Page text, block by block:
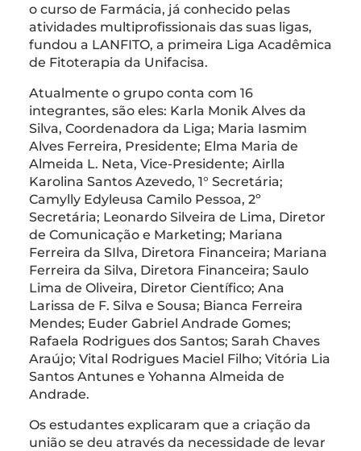
o curso de Farmácia, já conhecido pelas
atividades multiprofissionais das suas ligas,
fundou a LANFITO, a primeira Liga Acadêmica
de Fitoterapia da Unifacisa.
Atualmente o grupo conta com 16
integrantes, são eles: Karla Monik Alves da
Silva, Coordenadora da Liga; Maria Iasmim
Alves Ferreira, Presidente; Elma Maria de
Almeida L. Neta, Vice-Presidente; Airlla
Karolina Santos Azevedo, 1° Secretária;
Camylly Edyleusa Camilo Pessoa, 2º
Secretária; Leonardo Silveira de Lima, Diretor
de Comunicação e Marketing; Mariana
Ferreira da SIlva, Diretora Financeira; Mariana
Ferreira da Silva, Diretora Financeira; Saulo
Lima de Oliveira, Diretor Científico; Ana
Larissa de F. Silva e Sousa; Bianca Ferreira
Mendes; Euder Gabriel Andrade Gomes;
Rafaela Rodrigues dos Santos; Sarah Chaves
Araújo; Vital Rodrigues Maciel Filho; Vitória Lia
Santos Antunes e Yohanna Almeida de
Andrade.
Os estudantes explicaram que a criação da
união se deu através da necessidade de levar